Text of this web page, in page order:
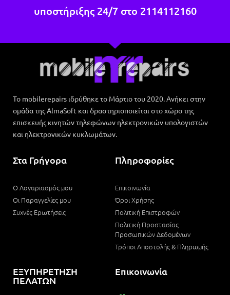
υποστήριξης 24/7 στο 2114112160
Το mobilerepairs ιδρύθηκε το Μάρτιο του 2020. Ανήκει στην
ομάδα της AlmaSoft και δραστηριοποιείται στο χώρο της
επισκευής κινητών τηλεφώνων ηλεκτρονικών υπολογιστών
και ηλεκτρονικών κυκλωμάτων.
Στα Γρήγορα
Ο Λογαριασμός μου
Οι Παραγγελίες μου
Συχνές Ερωτήσεις
Πληροφορίες
Επικοινωνία
Όροι Χρήσης
Πολιτική Επιστροφών
Πολιτική Προστασίας
Προσωπικών Δεδομένων
Τρόποι Αποστολής & Πληρωμής
ΕΞΥΠΗΡΕΤΗΣΗ
ΠΕΛΑΤΩΝ
Επικοινωνία